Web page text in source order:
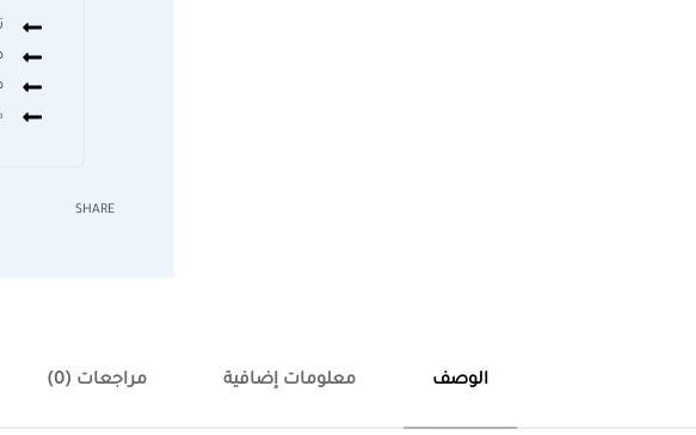
SHARE
الوصف معلومات إضافية مراجعات (0)